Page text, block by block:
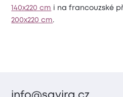
140x220 cm
i na francouzské
200x220 cm.